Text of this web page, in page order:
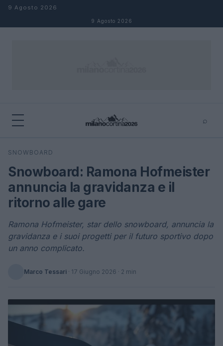
Salta al contenuto
9 Agosto 2026
9 Agosto 2026
⌕
Cerca
SNOWBOARD
Snowboard: Ramona Hofmeister
annuncia la gravidanza e il
ritorno alle gare
Ramona Hofmeister, star dello snowboard, annuncia la
gravidanza e i suoi progetti per il futuro sportivo dopo
un anno complicato.
Marco Tessari · 17 Giugno 2026 · 2 min